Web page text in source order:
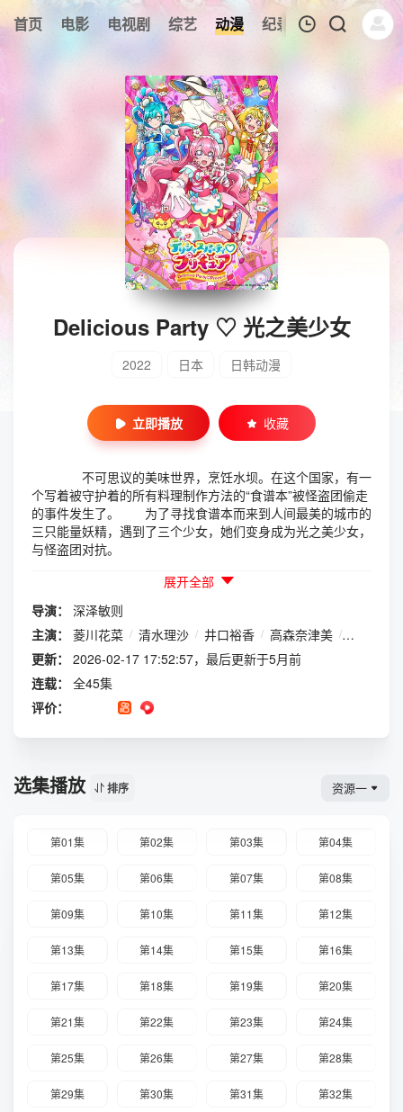
首页 电影 电视剧 综艺 动漫 纪录片 午夜剧场
我的观影记录
暂无观看影片的记录
Delicious Party ♡ 光之美少女
2022 日本 日韩动漫
立即播放 收藏
不可思议的美味世界，烹饪水坝。在这个国家，有一
个写着被守护着的所有料理制作方法的“食谱本”被怪盗团偷走
的事件发生了。 为了寻找食谱本而来到人间最美的城市的
三只能量妖精，遇到了三个少女，她们变身成为光之美少女，
与怪盗团对抗。
展开全部
导演：
深泽敏则
主演：
菱川花菜 / 清水理沙 / 井口裕香 / 高森奈津美 / 日冈夏美
更新：
2026-02-17 17:52:57，最后更新于5月前
连载：
全45集
评价：
选集播放 排序 资源一
第01集 第02集 第03集 第04集
第05集 第06集 第07集 第08集
第09集 第10集 第11集 第12集
第13集 第14集 第15集 第16集
第17集 第18集 第19集 第20集
第21集 第22集 第23集 第24集
第25集 第26集 第27集 第28集
第29集 第30集 第31集 第32集